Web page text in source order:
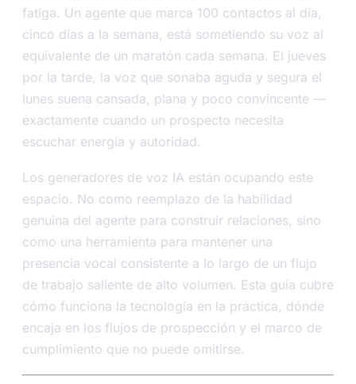
fatiga. Un agente que marca 100 contactos al día,
cinco días a la semana, está sometiendo su voz al
equivalente de un maratón cada semana. El jueves
por la tarde, la voz que sonaba aguda y segura el
lunes suena cansada, plana y poco convincente —
exactamente cuando un prospecto necesita
escuchar energía y autoridad.
Los generadores de voz IA están ocupando este
espacio. No como reemplazo de la habilidad
genuina del agente para construir relaciones, sino
como una herramienta para mantener una
presencia vocal consistente a lo largo de un flujo
de trabajo saliente de alto volumen. Esta guía cubre
cómo funciona la tecnología en la práctica, dónde
encaja en los flujos de prospección y el marco de
cumplimiento que no puede omitirse.